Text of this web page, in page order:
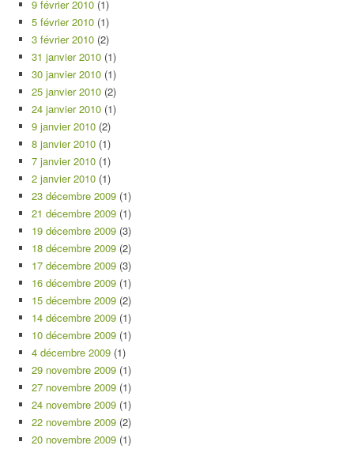
9 février 2010 (1)
5 février 2010 (1)
3 février 2010 (2)
31 janvier 2010 (1)
30 janvier 2010 (1)
25 janvier 2010 (2)
24 janvier 2010 (1)
9 janvier 2010 (2)
8 janvier 2010 (1)
7 janvier 2010 (1)
2 janvier 2010 (1)
23 décembre 2009 (1)
21 décembre 2009 (1)
19 décembre 2009 (3)
18 décembre 2009 (2)
17 décembre 2009 (3)
16 décembre 2009 (1)
15 décembre 2009 (2)
14 décembre 2009 (1)
10 décembre 2009 (1)
4 décembre 2009 (1)
29 novembre 2009 (1)
27 novembre 2009 (1)
24 novembre 2009 (1)
22 novembre 2009 (2)
20 novembre 2009 (1)